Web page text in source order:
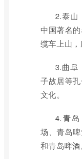
2.泰山
中国著名
缆车上山，
3.曲阜
子故居等
文化。
4.青
场、青岛
和青岛啤酒